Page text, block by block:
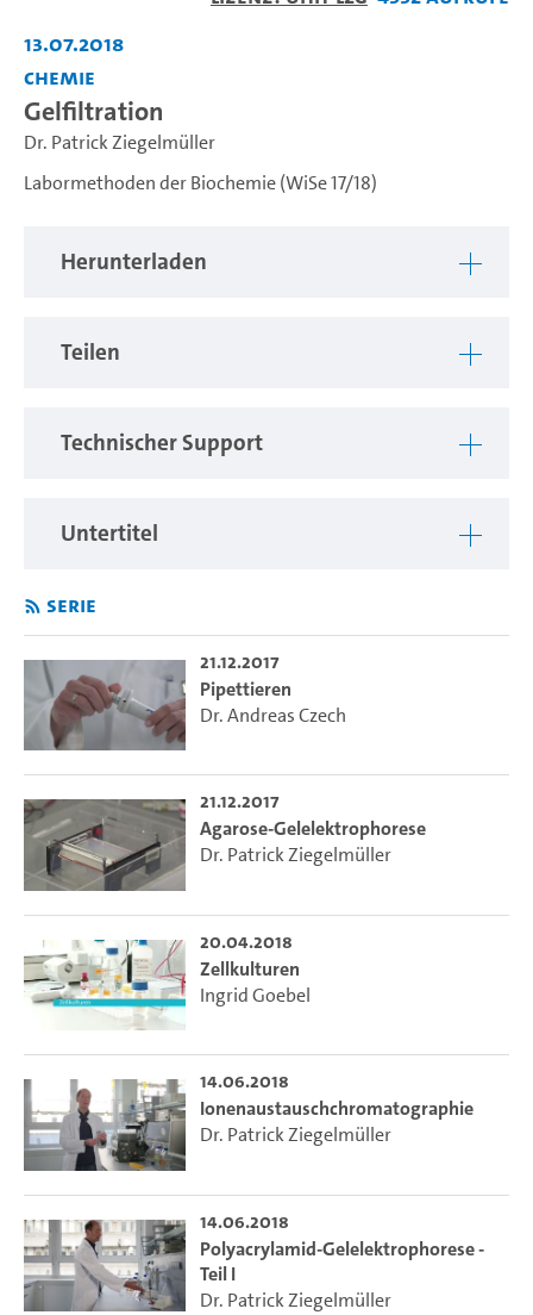
13.07.2018
Chemie
Gelfiltration
Dr. Patrick Ziegelmüller
Labormethoden der Biochemie (WiSe 17/18)
Herunterladen
Teilen
Technischer Support
Untertitel
Serie
21.12.2017
Pipettieren
Dr. Andreas Czech
21.12.2017
Agarose-Gelelektrophorese
Dr. Patrick Ziegelmüller
20.04.2018
Zellkulturen
Ingrid Goebel
14.06.2018
Ionenaustauschchromatographie
Dr. Patrick Ziegelmüller
14.06.2018
Polyacrylamid-Gelelektrophorese -
Teil I
Dr. Patrick Ziegelmüller